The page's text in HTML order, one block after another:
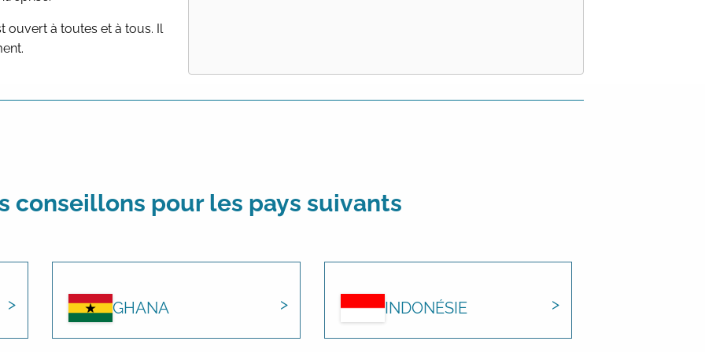
ouvert à toutes et à tous. Il
conseillons pour les pays suivants
GHANA INDONÉSIE